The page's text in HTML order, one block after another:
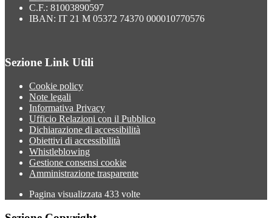
C.F.: 81003890597
IBAN: IT 21 M 05372 74370 000010770576
Sezione Link Utili
Cookie policy
Note legali
Informativa Privacy
Ufficio Relazioni con il Pubblico
Dichiarazione di accessibilità
Obiettivi di accessibilità
Whistleblowing
Gestione consensi cookie
Amministrazione trasparente
Pagina visualizzata 433 volte